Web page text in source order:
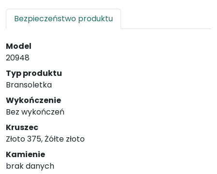
Bezpieczeństwo produktu
Model
20948
Typ produktu
Bransoletka
Wykończenie
Bez wykończeń
Kruszec
Złoto 375, Żółte złoto
Kamienie
brak danych